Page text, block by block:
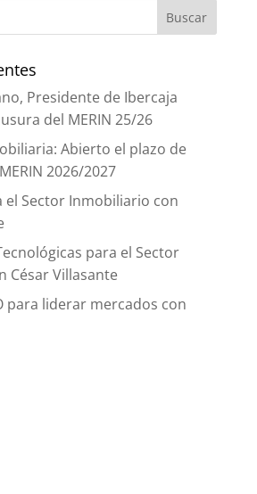
Presidente de Ibercaja
del MERIN 25/26
Abierto el plazo de
2026/2027
el Sector Inmobiliario con
para el Sector
César Villasante
para liderar mercados con